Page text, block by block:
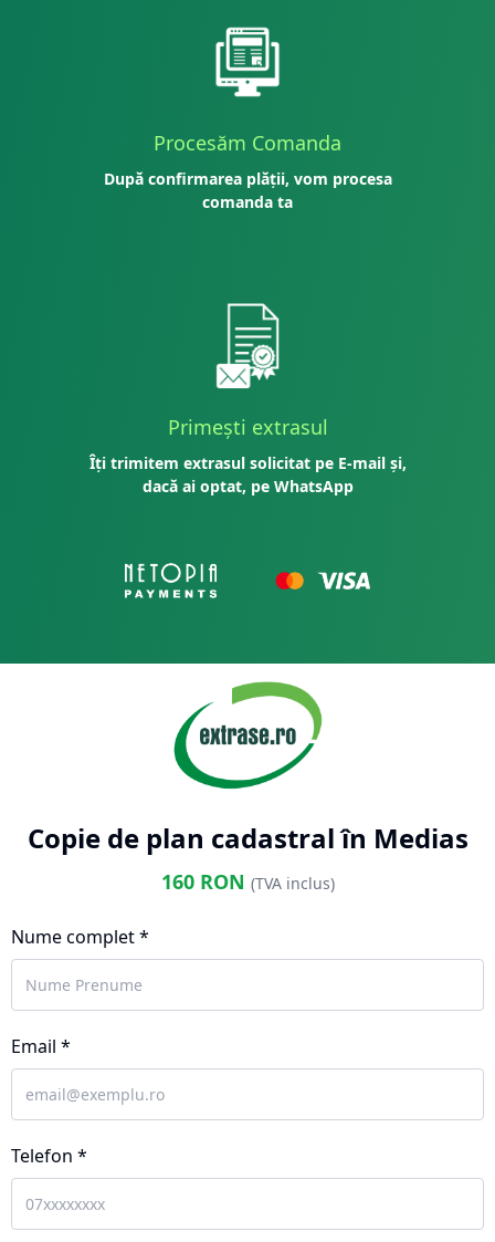
Procesăm Comanda
După confirmarea plății, vom procesa
comanda ta
Primești extrasul
Îți trimitem extrasul solicitat pe E-mail și,
dacă ai optat, pe WhatsApp
Copie de plan cadastral în Medias
160RON (TVA inclus)
Nume complet *
Email *
Telefon *